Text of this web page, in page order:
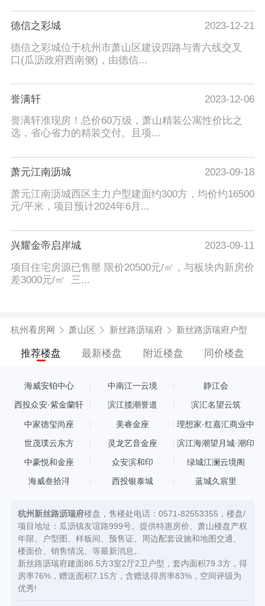
德信之彩城
2023-12-21
德信之彩城位于杭州市萧山区建设四路与青六线交叉
口(瓜沥政府西南侧)，由德信...
誉满轩
2023-12-06
誉满轩准现房！总价60万级，萧山精装公寓性价比之
选，省心省力的精装交付。且项...
萧元江南沥城
2023-09-18
萧元江南沥城西区主力户型建面约300方，均价约16500
元/平米，项目预计2024年6月...
兴耀金帝启岸城
2023-09-11
项目住宅房源已售罄 限价20500元/㎡，与板块内新房价
差3000元/㎡ 三...
杭州看房网 萧山区 新丝路沥瑞府 新丝路沥瑞府户型
推荐楼盘 最新楼盘 附近楼盘 同价楼盘
海威安铂中心 中南江一云境 静江会
西投众安·紫金蘭轩 滨江揽潮誉道 滨汇名望云筑
中家德玺尚座 美睿金座
理想家·红嘉汇商业中
世茂璞云东方 灵龙艺音金座 滨江海潮望月城·潮印
中豪悦和金座 众安滨和印 绿城江澜云境阁
海威叁拾浔 西投银泰城 蓝城久宸里
杭州新丝路沥瑞府楼盘，售楼处电话：0571-82553355，楼盘/
项目地址：瓜沥镇友谊路999号。提供特惠房价、萧山楼盘产权
年限、户型图、样板间、预售证、周边配套设施和地图交通、
楼面价、销售情况、等最新消息。
新丝路沥瑞府建面86.5方3室2厅2卫户型，套内面积79.3方，得
房率76%，赠送面积7.15方，含赠送得房率83%，空间评级为
优秀!